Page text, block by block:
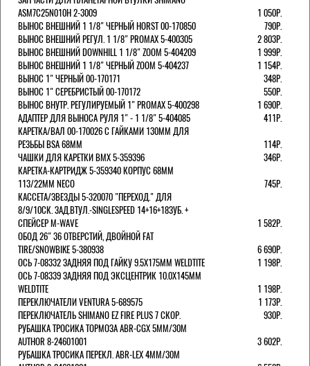
ASM7C25N010H 2-3009
1 050Р.
ВЫНОС ВНЕШНИЙ 1 1/8" ЧЕРНЫЙ HORST 00-170850
790Р.
ВЫНОС ВНЕШНИЙ РЕГУЛ. 1 1/8" PROMAX 5-400305
2 803Р.
ВЫНОС ВНЕШНИЙ DOWNHILL 1 1/8" ZOOM 5-404209
1 999Р.
ВЫНОС ВНЕШНИЙ 1 1/8" ЧЕРНЫЙ ZOOM 5-404237
1 154Р.
ВЫНОС 1" ЧЕРНЫЙ 00-170171
348Р.
ВЫНОС 1" СЕРЕБРИСТЫЙ 00-170172
550Р.
ВЫНОС ВНУТР. РЕГУЛИРУЕМЫЙ 1" PROMAX 5-400298
1 690Р.
АДАПТЕР ДЛЯ ВЫНОСА РУЛЯ 1" - 1 1/8" 5-404085
411Р.
КАРЕТКА/ВАЛ 00-170026 С ГАЙКАМИ 130ММ ДЛЯ
РЕЗЬБЫ BSA 68ММ
114Р.
ЧАШКИ ДЛЯ КАРЕТКИ BMX 5-359396
346Р.
КАРЕТКА-КАРТРИДЖ 5-359340 КОРПУС 68ММ
113/22ММ NECO
745Р.
КАССЕТА/ЗВЕЗДЫ 5-320070 "ПЕРЕХОД." ДЛЯ
8/9/10СК. ЗАД.ВТУЛ.-SINGLESPEED 14+16+18ЗУБ. +
СПЕЙСЕР M-WAVE
1 582Р.
ОБОД 26" 36 ОТВЕРСТИЙ, ДВОЙНОЙ FAT
TIRE/SNOWBIKE 5-380938
6 690Р.
ОСЬ 7-08332 ЗАДНЯЯ ПОД ГАЙКУ 9.5Х175ММ WELDTITE
1 198Р.
ОСЬ 7-08339 ЗАДНЯЯ ПОД ЭКСЦЕНТРИК 10.0Х145ММ
WELDTITE
1 198Р.
ПЕРЕКЛЮЧАТЕЛИ VENTURA 5-689575
1 173Р.
ПЕРЕКЛЮЧАТЕЛЬ SHIMANO EZ FIRE PLUS 7 СКОР.
930Р.
РУБАШКА ТРОСИКА ТОРМОЗА ABR-CGX 5MM/30M
AUTHOR 8-24601001
3 602Р.
РУБАШКА ТРОСИКА ПЕРЕКЛ. ABR-LEX 4MM/30M